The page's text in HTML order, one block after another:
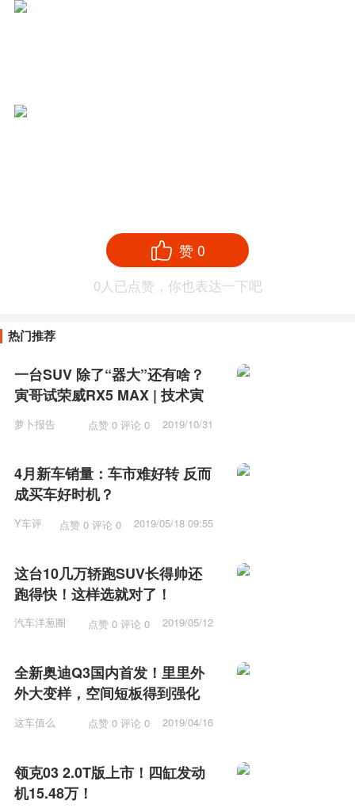
赞0
0人已点赞，你也表达一下吧
热门推荐
一台SUV 除了“器大”还有啥？
寅哥试荣威RX5 MAX | 技术寅
萝卜报告 点赞 0 评论 0
2019/10/31
4月新车销量：车市难好转 反而
成买车好时机？
Y车评 点赞 0 评论 0 2019/05/18 09:55
这台10几万轿跑SUV长得帅还
跑得快！这样选就对了！
汽车洋葱圈 点赞 0 评论 0
2019/05/12
全新奥迪Q3国内首发！里里外
外大变样，空间短板得到强化
这车值么 点赞 0 评论 0
2019/04/16
领克03 2.0T版上市！四缸发动
机15.48万！